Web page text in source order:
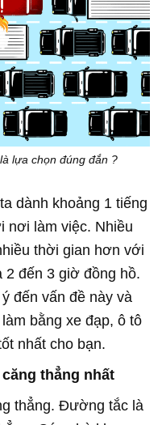
lựa chọn đúng đắn ?
dành khoảng 1 tiếng
nơi làm việc. Nhiều
thời gian hơn với
2 đến 3 giờ đồng hồ.
đến vấn đề này và
bằng xe đạp, ô tô
nhất cho bạn.
thẳng nhất
thẳng. Đường tắc là